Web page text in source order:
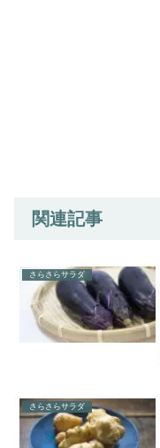
関連記事
さらさらサラダ
さらさらサラダ